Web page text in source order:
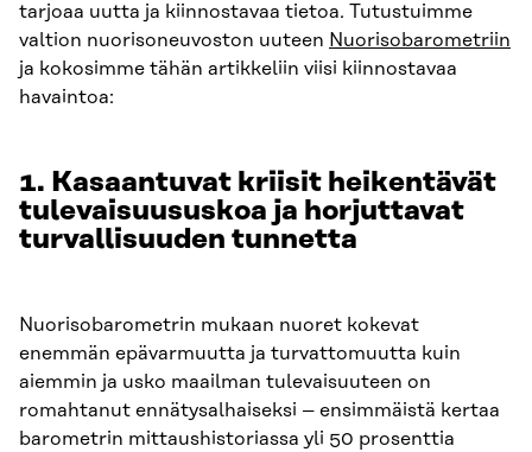
tarjoaa uutta ja kiinnostavaa tietoa. Tutustuimme
valtion nuorisoneuvoston uuteen Nuorisobarometriin
ja kokosimme tähän artikkeliin viisi kiinnostavaa
havaintoa:
1. Kasaantuvat kriisit heikentävät
tulevaisuususkoa ja horjuttavat
turvallisuuden tunnetta
Nuorisobarometrin mukaan nuoret kokevat
enemmän epävarmuutta ja turvattomuutta kuin
aiemmin ja usko maailman tulevaisuuteen on
romahtanut ennätysalhaiseksi – ensimmäistä kertaa
barometrin mittaushistoriassa yli 50 prosenttia